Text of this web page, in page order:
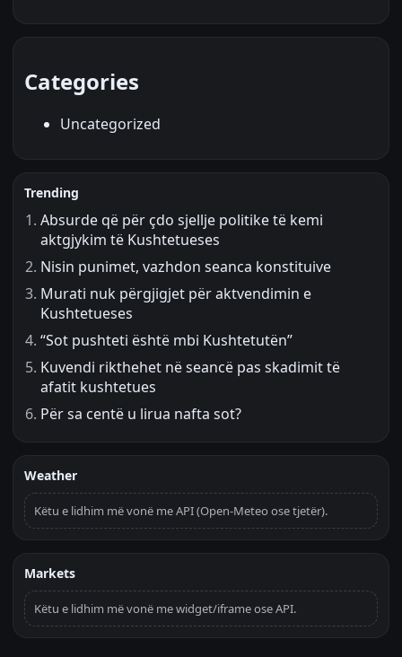
Categories
Uncategorized
Trending
Absurde që për çdo sjellje politike të kemi
aktgjykim të Kushtetueses
Nisin punimet, vazhdon seanca konstituive
Murati nuk përgjigjet për aktvendimin e
Kushtetueses
“Sot pushteti është mbi Kushtetutën”
Kuvendi rikthehet në seancë pas skadimit të
afatit kushtetues
Për sa centë u lirua nafta sot?
Weather
Këtu e lidhim më vonë me API (Open-Meteo ose tjetër).
Markets
Këtu e lidhim më vonë me widget/iframe ose API.